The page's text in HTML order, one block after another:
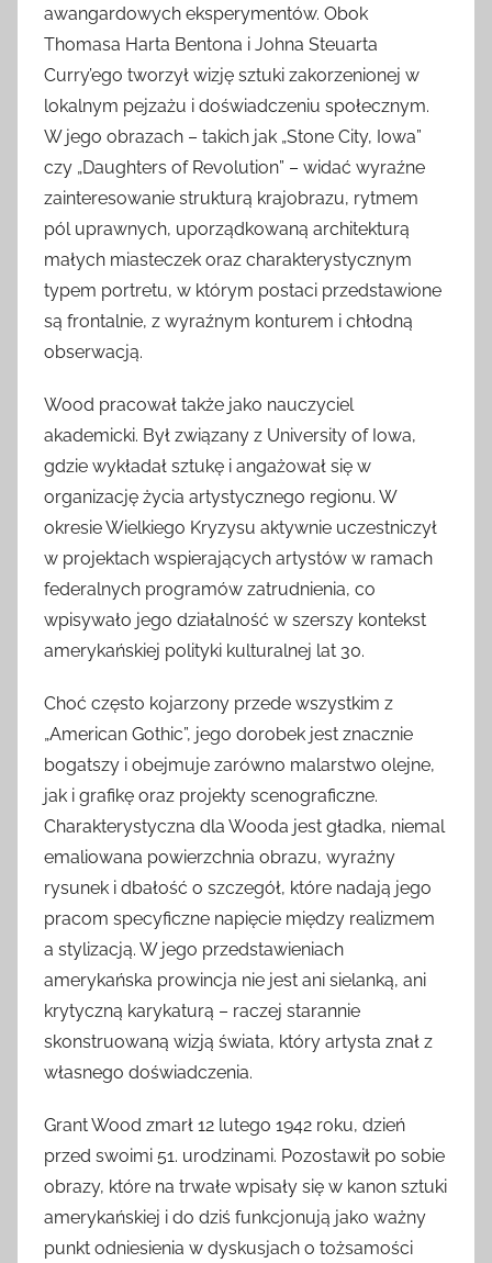
awangardowych eksperymentów. Obok
Thomasa Harta Bentona i Johna Steuarta
Curry’ego tworzył wizję sztuki zakorzenionej w
lokalnym pejzażu i doświadczeniu społecznym.
W jego obrazach – takich jak „Stone City, Iowa”
czy „Daughters of Revolution” – widać wyraźne
zainteresowanie strukturą krajobrazu, rytmem
pól uprawnych, uporządkowaną architekturą
małych miasteczek oraz charakterystycznym
typem portretu, w którym postaci przedstawione
są frontalnie, z wyraźnym konturem i chłodną
obserwacją.
Wood pracował także jako nauczyciel
akademicki. Był związany z University of Iowa,
gdzie wykładał sztukę i angażował się w
organizację życia artystycznego regionu. W
okresie Wielkiego Kryzysu aktywnie uczestniczył
w projektach wspierających artystów w ramach
federalnych programów zatrudnienia, co
wpisywało jego działalność w szerszy kontekst
amerykańskiej polityki kulturalnej lat 30.
Choć często kojarzony przede wszystkim z
„American Gothic”, jego dorobek jest znacznie
bogatszy i obejmuje zarówno malarstwo olejne,
jak i grafikę oraz projekty scenograficzne.
Charakterystyczna dla Wooda jest gładka, niemal
emaliowana powierzchnia obrazu, wyraźny
rysunek i dbałość o szczegół, które nadają jego
pracom specyficzne napięcie między realizmem
a stylizacją. W jego przedstawieniach
amerykańska prowincja nie jest ani sielanką, ani
krytyczną karykaturą – raczej starannie
skonstruowaną wizją świata, który artysta znał z
własnego doświadczenia.
Grant Wood zmarł 12 lutego 1942 roku, dzień
przed swoimi 51. urodzinami. Pozostawił po sobie
obrazy, które na trwałe wpisały się w kanon sztuki
amerykańskiej i do dziś funkcjonują jako ważny
punkt odniesienia w dyskusjach o tożsamości